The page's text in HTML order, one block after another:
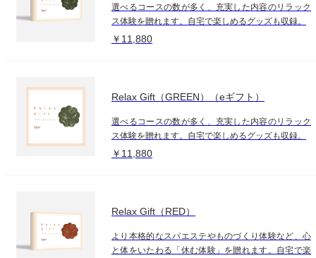
選べるコースの数が多く、充実した内容のリラック
ス体験を贈れます。自宅で楽しめるグッズも収録。
￥11,880
Relax Gift（GREEN）（eギフト）
選べるコースの数が多く、充実した内容のリラック
ス体験を贈れます。自宅で楽しめるグッズも収録。
￥11,880
Relax Gift（RED）
より本格的なスパエステやものづくり体験など、心
と体をいたわる「休む体験」を贈れます。自宅で楽